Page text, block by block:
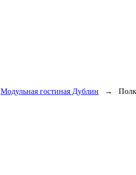
Модульная гостиная Дублин →